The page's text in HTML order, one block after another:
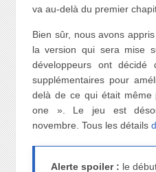
va au-delà du premier
Bien sûr, nous avons
la version qui sera mise
développeurs ont
supplémentaires pour
delà de ce qui était
one ». Le jeu est
novembre. Tous les détails
Alerte spoiler : le